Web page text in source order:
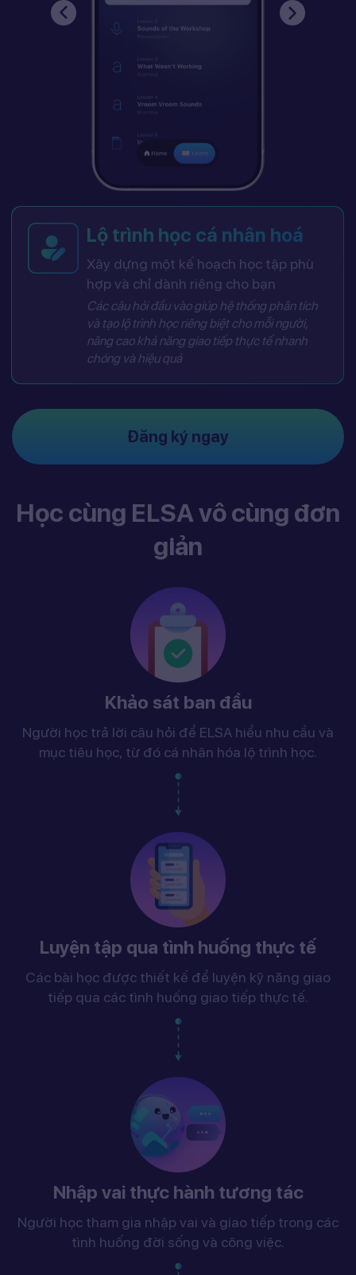
Lộ trình học cá nhân hoá
Xây dựng một kế hoạch học tập phù
hợp và chỉ dành riêng cho bạn
Các câu hỏi đầu vào giúp hệ thống phân tích
và tạo lộ trình học riêng biệt cho mỗi người,
nâng cao khả năng giao tiếp thực tế nhanh
chóng và hiệu quả
Đăng ký ngay
Học cùng ELSA vô cùng đơn
giản
Khảo sát ban đầu
Người học trả lời câu hỏi để ELSA hiểu nhu cầu và
mục tiêu học, từ đó cá nhân hóa lộ trình học.
Luyện tập qua tình huống thực tế
Các bài học được thiết kế để luyện kỹ năng giao
tiếp qua các tình huống giao tiếp thực tế.
Nhập vai thực hành tương tác
Người học tham gia nhập vai và giao tiếp trong các
tình huống đời sống và công việc.